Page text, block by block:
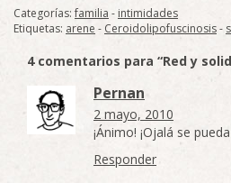
Categorías:familia -intimidades
Etiquetas: arene - Ceroidolipofuscinosis-
4 comentarios para “Red y
Pernan
2 mayo, 2010
¡Ánimo! ¡Ojalá se
Responder